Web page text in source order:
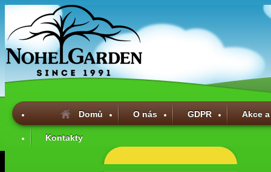
Domů O nás GDPR Akce
Kontakty